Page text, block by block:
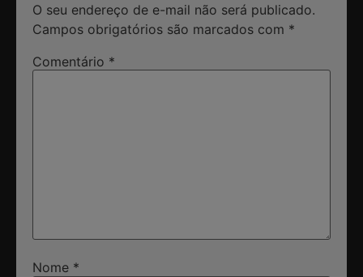
O seu endereço de e-mail não será publicado.
Campos obrigatórios são marcados com *
Comentário *
Nome *